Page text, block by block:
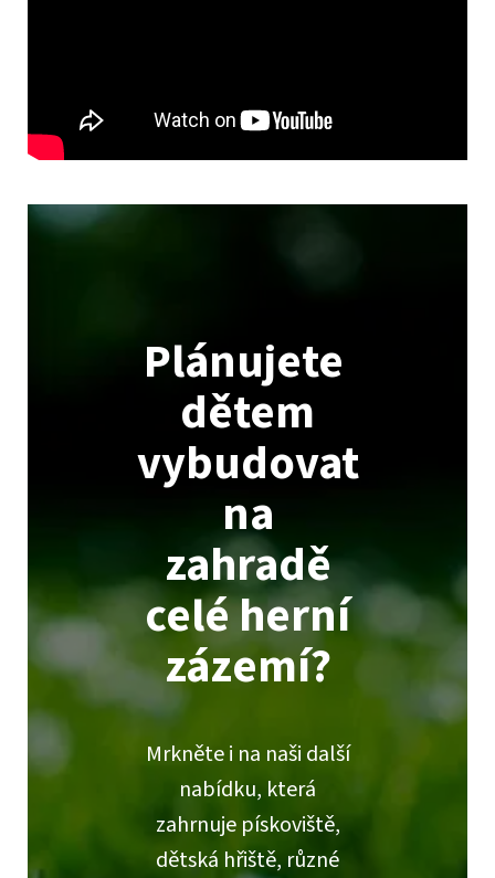
Plánujete
dětem
vybudovat
na
zahradě
celé herní
zázemí?
Mrkněte i na naši další
nabídku, která
zahrnuje pískoviště,
dětská hřiště, různé